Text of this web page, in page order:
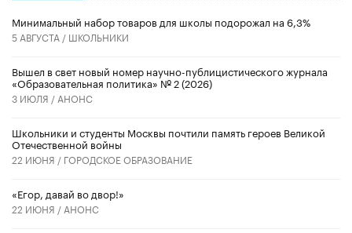
Минимальный набор товаров для школы подорожал на 6,3%
5 АВГУСТА / ШКОЛЬНИКИ
Вышел в свет новый номер научно-публицистического журнала
«Образовательная политика» № 2 (2026)
3 ИЮЛЯ / АНОНС
Школьники и студенты Москвы почтили память героев Великой
Отечественной войны
22 ИЮНЯ / ГОРОДСКОЕ ОБРАЗОВАНИЕ
«Егор, давай во двор!»
22 ИЮНЯ / АНОНС